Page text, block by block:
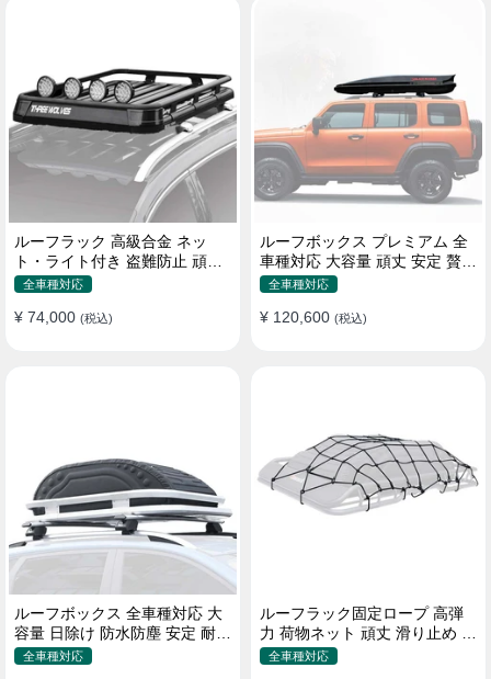
ルーフラック 高級合金 ネッ
ト・ライト付き 盗難防止 頑丈
安定 分離式 大容量 ベースキャ
全車種対応
¥ 74,000 (税込)
ルーフボックス プレミアム 全
車種対応 大容量 頑丈 安定 贅沢
使い心地 おしゃれ 多色 車用ラ
全車種対応
¥ 120,600 (税込)
ルーフボックス 全車種対応 大
容量 日除け 防水防塵 安定 耐久
使い便利 折畳式 車用ラゲッジ
全車種対応
ルーフラック固定ロープ 高弾
力 荷物ネット 頑丈 滑り止め ス
トラップ付き ベースキャリア
全車種対応